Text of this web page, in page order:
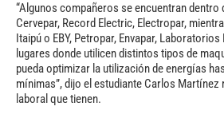
“Algunos compañeros se encuentran dentro
Cervepar, Record Electric, Electropar,
Itaipú o EBY, Petropar, Envapar,
lugares donde utilicen distintos tipos de
pueda optimizar la utilización de energías
mínimas”, dijo el estudiante Carlos Martínez
laboral que tienen.